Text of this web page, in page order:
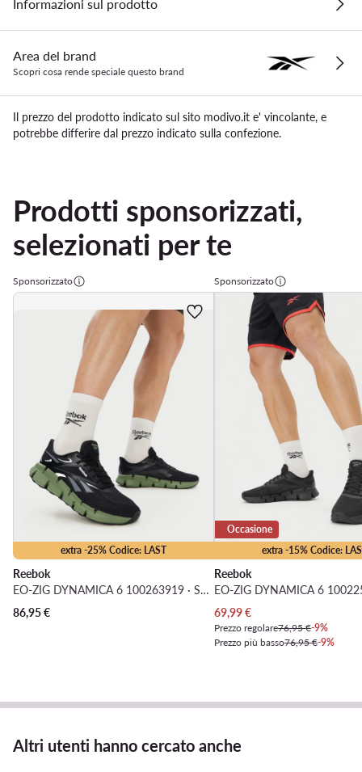
Informazioni sul prodotto
Area del brand
Scopri cosa rende speciale questo brand
Il prezzo del prodotto indicato sul sito modivo.it e' vincolante, e
potrebbe differire dal prezzo indicato sulla confezione.
Prodotti sponsorizzati,
selezionati per te
Sponsorizzato
extra -25% Codice: LAST
Reebok
EO-ZIG DYNAMICA 6 100263919 · Scarpe running
86,95€
Sponsorizzato
extra -15% Codice:
Occasione
Reebok
Prezzo attuale
69,99€
Prezzo regolare76,95 €-9%
Prezzo più basso76,95 €-9%
Altri utenti hanno cercato anche